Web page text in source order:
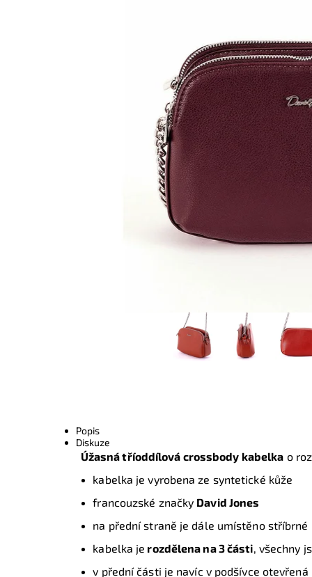
Popis
Diskuze
Úžasná tříoddílová crossbody kabelka o
kabelka je vyrobena ze syntetické kůže
francouzské značky David Jones
na přední straně je dále umístěno stříbrné
kabelka je rozdělena na 3 části, všechny
v přední části je navíc v podšívce